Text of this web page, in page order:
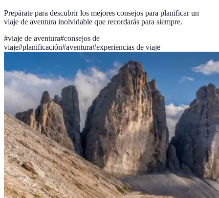
Prepárate para descubrir los mejores consejos para planificar un
viaje de aventura inolvidable que recordarás para siempre.
#viaje de aventura#consejos de
viaje#planificación#aventura#experiencias de viaje